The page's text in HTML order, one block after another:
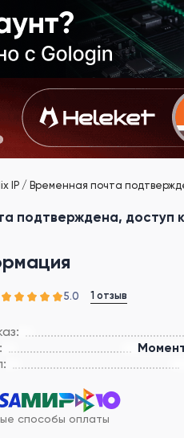
IP / Временная почта
доступ к
5.0 1 отзыв
способы оплаты